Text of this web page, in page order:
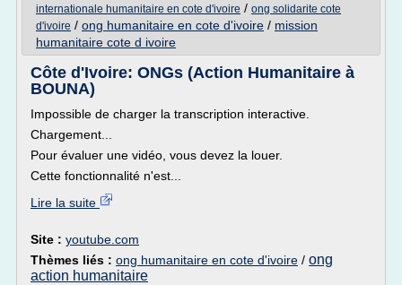
internationale humanitaire en cote d'ivoire / ong solidarite cote
d'ivoire / ong humanitaire en cote d'ivoire / mission
humanitaire cote d ivoire
Côte d'Ivoire: ONGs (Action Humanitaire à
BOUNA)
Impossible de charger la transcription interactive.
Chargement...
Pour évaluer une vidéo, vous devez la louer.
Cette fonctionnalité n'est...
Lire la suite
Site : youtube.com
Thèmes liés : ong humanitaire en cote d'ivoire / ong
action humanitaire